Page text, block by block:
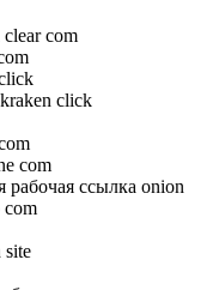
com
click
com
рабочая ссылка onion
com
site